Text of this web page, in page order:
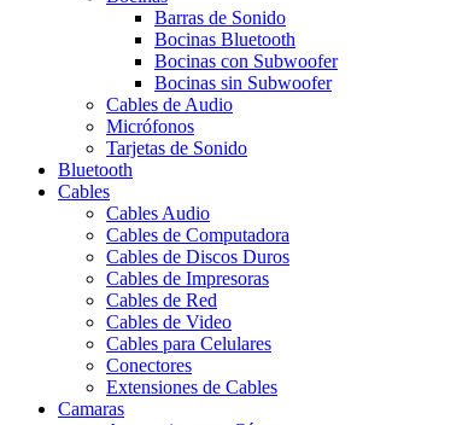
Barras de Sonido
Bocinas Bluetooth
Bocinas con Subwoofer
Bocinas sin Subwoofer
Cables de Audio
Micrófonos
Tarjetas de Sonido
Bluetooth
Cables
Cables Audio
Cables de Computadora
Cables de Discos Duros
Cables de Impresoras
Cables de Red
Cables de Video
Cables para Celulares
Conectores
Extensiones de Cables
Camaras